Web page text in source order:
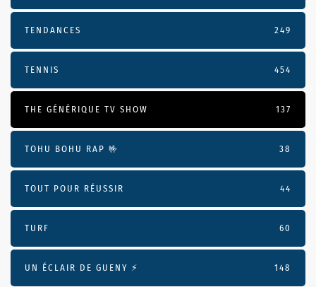
TENDANCES 249
TENNIS 454
THE GÉNÉRIQUE TV SHOW 137
TOHU BOHU RAP 🤟 38
TOUT POUR RÉUSSIR 44
TURF 60
UN ÉCLAIR DE GUENY ⚡️ 148